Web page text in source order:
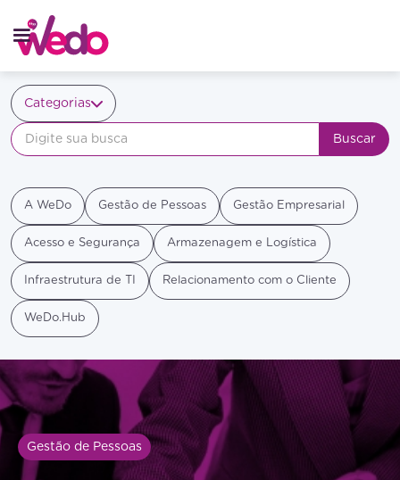
Categorias
A WeDo Gestão de Pessoas Gestão Empresarial
Acesso e Segurança Armazenagem e Logística
Infraestrutura de TI Relacionamento com o Cliente
WeDo.Hub
Gestão de Pessoas